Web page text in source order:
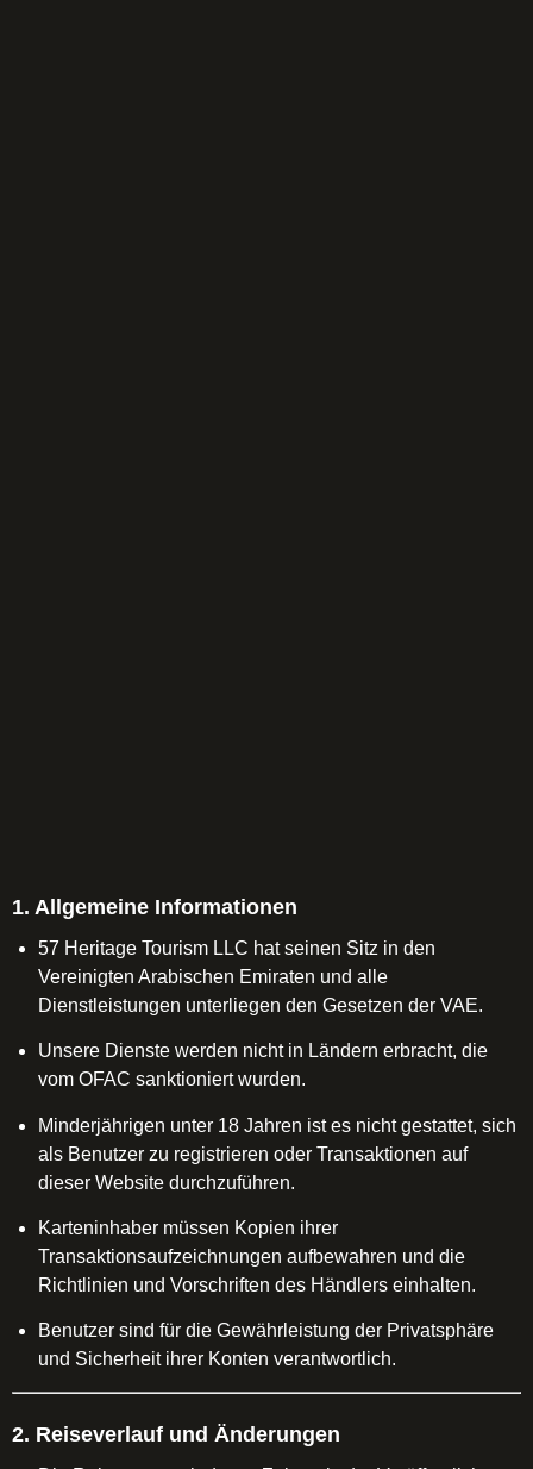
1. Allgemeine Informationen
57 Heritage Tourism LLC hat seinen Sitz in den
Vereinigten Arabischen Emiraten und alle
Dienstleistungen unterliegen den Gesetzen der VAE.
Unsere Dienste werden nicht in Ländern erbracht, die
vom OFAC sanktioniert wurden.
Minderjährigen unter 18 Jahren ist es nicht gestattet, sich
als Benutzer zu registrieren oder Transaktionen auf
dieser Website durchzuführen.
Karteninhaber müssen Kopien ihrer
Transaktionsaufzeichnungen aufbewahren und die
Richtlinien und Vorschriften des Händlers einhalten.
Benutzer sind für die Gewährleistung der Privatsphäre
und Sicherheit ihrer Konten verantwortlich.
2. Reiseverlauf und Änderungen